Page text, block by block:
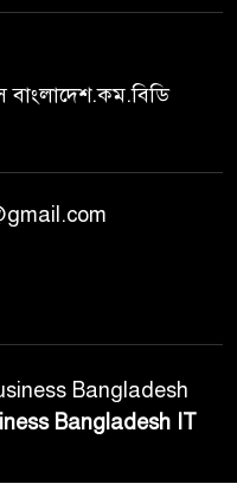
বাংলাদেশ.কম.বিডি
Bangladesh
Bangladesh IT